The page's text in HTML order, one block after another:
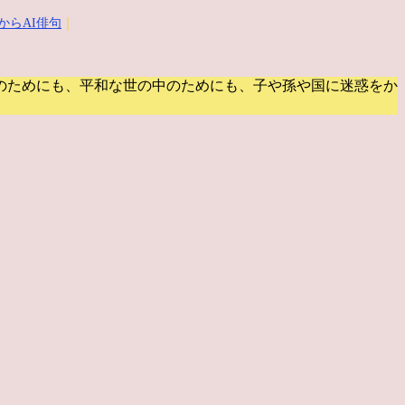
らAI俳句
ためにも、平和な世の中のためにも、子や孫や国に迷惑をか